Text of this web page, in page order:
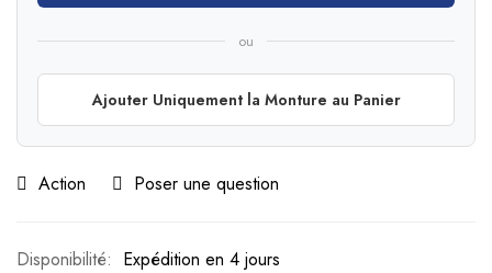
ou
Ajouter Uniquement la Monture au Panier
Action Poser une question
Expédition en 4 jours